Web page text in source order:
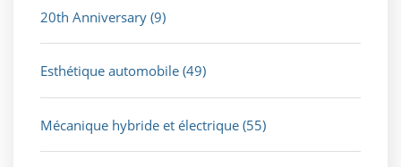
20th Anniversary (9)
Esthétique automobile (49)
Mécanique hybride et électrique (55)